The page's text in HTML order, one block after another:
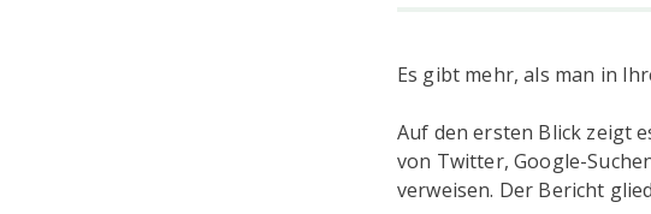
Es gibt mehr, als man in
Auf den ersten Blick zeigt
von Twitter, Google-
verweisen. Der Bericht